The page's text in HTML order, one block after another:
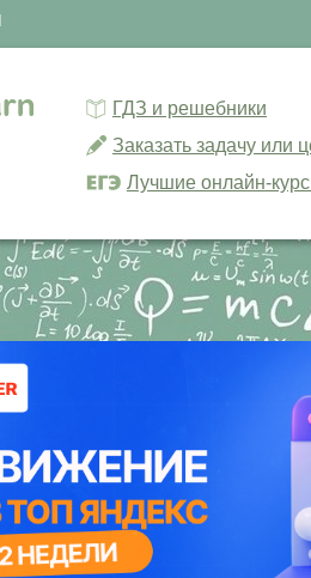
ГДЗ и решебники
Заказать задачу или
Лучшие онлайн-